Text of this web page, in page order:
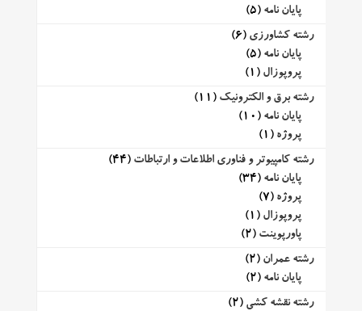
پایان نامه (5)
رشته کشاورزی (6)
پایان نامه (5)
پروپوزال (1)
رشته برق و الکترونیک (11)
پایان نامه (10)
پروژه (1)
رشته کامپیوتر و فناوری اطلاعات و ارتباطات (44)
پایان نامه (34)
پروژه (7)
پروپوزال (1)
پاورپوینت (2)
رشته عمران (2)
پایان نامه (2)
رشته نقشه کشی (2)